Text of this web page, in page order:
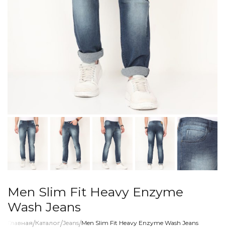
Men Slim Fit Heavy Enzyme
Wash Jeans
Главная/Каталог/Jeans/Men Slim Fit Heavy Enzyme Wash Jeans